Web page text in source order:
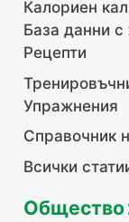
Калориен
База данни с
Рецепти
Упражнения
Справочник
Всички
Общество